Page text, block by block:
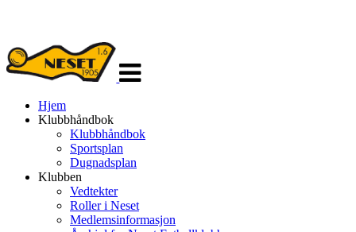
navigasjon
Hjem
Klubbhåndbok
Klubbhåndbok
Sportsplan
Dugnadsplan
Klubben
Vedtekter
Roller i Neset
Medlemsinformasjon